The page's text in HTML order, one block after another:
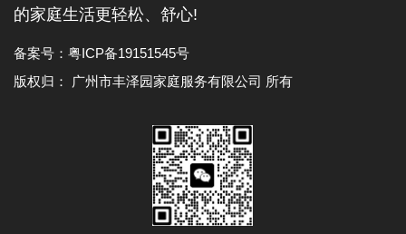
的家庭生活更轻松、舒心!
备案号： 粤ICP备19151545号
版权归： 广州市丰泽园家庭服务有限公司 所有